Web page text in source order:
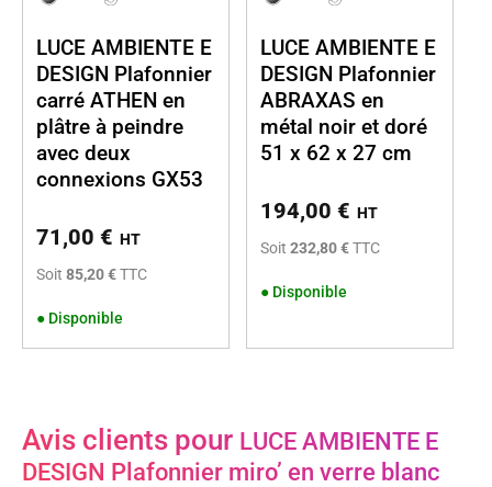
LUCE AMBIENTE E
DESIGN Plafonnier
carré ATHEN en
plâtre à peindre
avec deux
connexions GX53
71,00 € HT
Soit 85,20 €TTC
● Disponible
LUCE AMBIENTE E
DESIGN Plafonnier
ABRAXAS en
métal noir et doré
51 x 62 x 27 cm
194,00 € HT
Soit 232,80 €TTC
● Disponible
Avis clients pour LUCE AMBIENTE E
DESIGN Plafonnier miro’ en verre blanc